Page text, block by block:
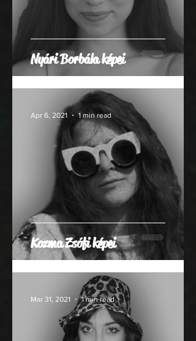
Nyári Borbála képei
Kozma Zsófi képei
Apr 6, 2021 1 min read
Mar 31, 2021 1 min read